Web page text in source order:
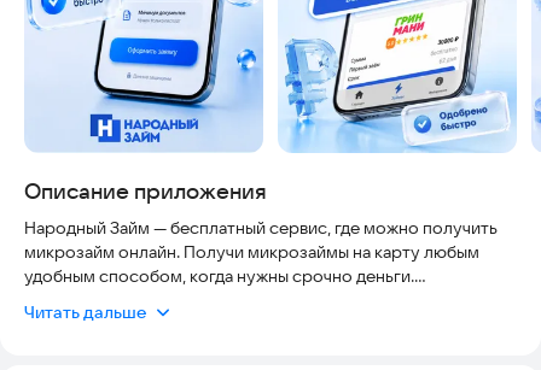
Описание приложения
Народный Займ — бесплатный сервис, где можно получить
микрозайм онлайн. Получи микрозаймы на карту любым
удобным способом, когда нужны срочно деньги.
Оформлять микрозаймы на карту в нашем сервисе вы
Читать дальше